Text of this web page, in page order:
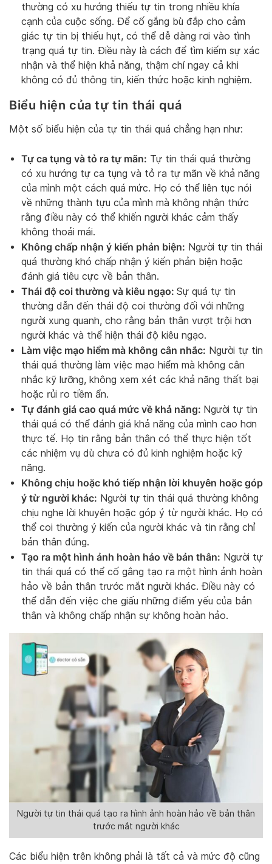
thường có xu hướng thiếu tự tin trong nhiều khía
cạnh của cuộc sống. Để cố gắng bù đắp cho cảm
giác tự tin bị thiếu hụt, có thể dễ dàng rơi vào tình
trạng quá tự tin. Điều này là cách để tìm kiếm sự xác
nhận và thể hiện khả năng, thậm chí ngay cả khi
không có đủ thông tin, kiến thức hoặc kinh nghiệm.
Biểu hiện của tự tin thái quá
Một số biểu hiện của tự tin thái quá chẳng hạn như:
Tự ca tụng và tỏ ra tự mãn: Tự tin thái quá thường
có xu hướng tự ca tụng và tỏ ra tự mãn về khả năng
của mình một cách quá mức. Họ có thể liên tục nói
về những thành tựu của mình mà không nhận thức
rằng điều này có thể khiến người khác cảm thấy
không thoải mái.
Không chấp nhận ý kiến phản biện: Người tự tin thái
quá thường khó chấp nhận ý kiến phản biện hoặc
đánh giá tiêu cực về bản thân.
Thái độ coi thường và kiêu ngạo: Sự quá tự tin
thường dẫn đến thái độ coi thường đối với những
người xung quanh, cho rằng bản thân vượt trội hơn
người khác và thể hiện thái độ kiêu ngạo.
Làm việc mạo hiểm mà không cân nhắc: Người tự tin
thái quá thường làm việc mạo hiểm mà không cân
nhắc kỹ lưỡng, không xem xét các khả năng thất bại
hoặc rủi ro tiềm ẩn.
Tự đánh giá cao quá mức về khả năng: Người tự tin
thái quá có thể đánh giá khả năng của mình cao hơn
thực tế. Họ tin rằng bản thân có thể thực hiện tốt
các nhiệm vụ dù chưa có đủ kinh nghiệm hoặc kỹ
năng.
Không chịu hoặc khó tiếp nhận lời khuyên hoặc góp
ý từ người khác: Người tự tin thái quá thường không
chịu nghe lời khuyên hoặc góp ý từ người khác. Họ có
thể coi thường ý kiến của người khác và tin rằng chỉ
bản thân đúng.
Tạo ra một hình ảnh hoàn hảo về bản thân: Người tự
tin thái quá có thể cố gắng tạo ra một hình ảnh hoàn
hảo về bản thân trước mắt người khác. Điều này có
thể dẫn đến việc che giấu những điểm yếu của bản
thân và không chấp nhận sự không hoàn hảo.
Người tự tin thái quá tạo ra hình ảnh hoàn hảo về bản thân
trước mắt người khác
Các biểu hiện trên không phải là tất cả và mức độ cũng